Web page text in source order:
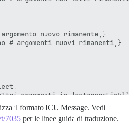
nuovo rimanente,}
# argomenti nuovi rimanenti,}
argomenti in {categoryLink}}
il formato ICU Message. Vedi
t/7035 per le linee guida di traduzione.